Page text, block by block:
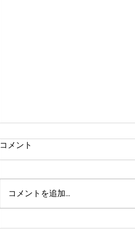
早起きが苦手
コメント
コメントを追加…